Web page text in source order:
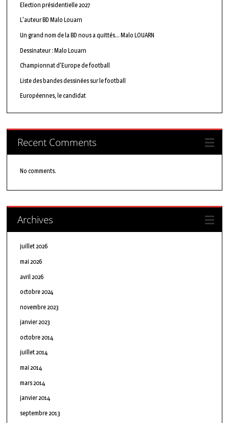
Election présidentielle 2027
L'auteur BD Malo Louarn
Un grand nom de la BD nous a quittés… Malo LOUARN
Dessinateur : Malo Louarn
Championnat d'Europe de football
Liste des bandes dessinées sur le football
Européennes, le candidat
Recent Comments
No comments.
Archives
juillet 2026
mai 2026
avril 2026
octobre 2024
novembre 2023
janvier 2023
octobre 2014
juillet 2014
mai 2014
mars 2014
janvier 2014
septembre 2013